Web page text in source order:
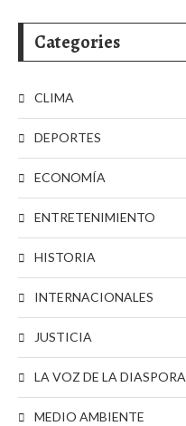
Categories
CLIMA
DEPORTES
ECONOMÍA
ENTRETENIMIENTO
HISTORIA
INTERNACIONALES
JUSTICIA
LA VOZ DE LA DIASPORA
MEDIO AMBIENTE